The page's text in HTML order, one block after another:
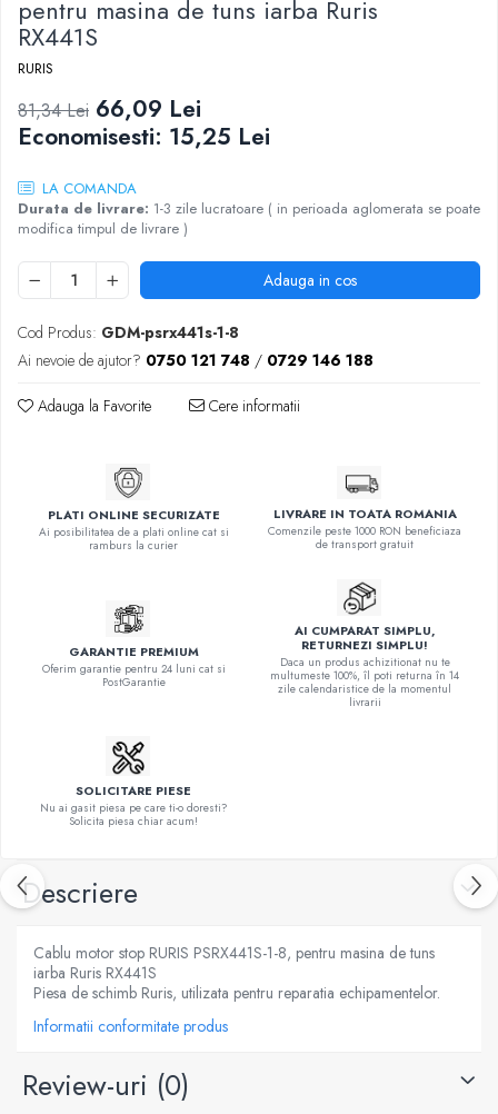
pentru masina de tuns iarba Ruris
RX441S
RURIS
81,34 Lei 66,09 Lei
Economisesti: 15,25 Lei
LA COMANDA
Durata de livrare: 1-3 zile lucratoare ( in perioada aglomerata se poate
modifica timpul de livrare )
Adauga in cos
Cod Produs: GDM-psrx441s-1-8
Ai nevoie de ajutor? 0750 121 748 / 0729 146 188
Adauga la Favorite Cere informatii
PLATI ONLINE SECURIZATE
Ai posibilitatea de a plati online cat si
ramburs la curier
LIVRARE IN TOATA ROMANIA
Comenzile peste 1000 RON beneficiaza
de transport gratuit
GARANTIE PREMIUM
Oferim garantie pentru 24 luni cat si
PostGarantie
AI CUMPARAT SIMPLU,
RETURNEZI SIMPLU!
Daca un produs achizitionat nu te
multumeste 100%, îl poti returna în 14
zile calendaristice de la momentul
livrarii
SOLICITARE PIESE
Nu ai gasit piesa pe care ti-o doresti?
Solicita piesa chiar acum!
Descriere
Cablu motor stop RURIS PSRX441S-1-8, pentru masina de tuns
iarba Ruris RX441S
Piesa de schimb Ruris, utilizata pentru reparatia echipamentelor.
Informatii conformitate produs
Review-uri (0)